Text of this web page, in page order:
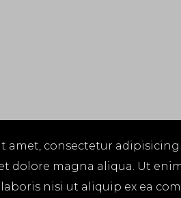
amet, consectetur
dolore magna aliqua. Ut
nisi ut aliquip ex ea